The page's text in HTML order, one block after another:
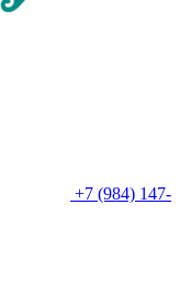
+7 (984) 147-